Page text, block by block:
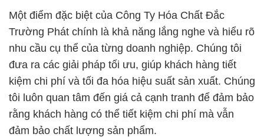
Sự đa dạng sản phẩm là một trong những điểm
mạnh của chúng tôi, bao gồm các loại hóa chất
công nghiệp, hóa chất dùng trong nông nghiệp, hóa
chất thực phẩm và nhiều sản phẩm khác. Tất cả
sản phẩm của chúng tôi là hóa chất chính hãng, đã
được kiểm định một cách cẩn thận và được cấp
phép kinh doanh bởi các cơ quan có thẩm quyền.
Nếu bạn đang tìm kiếm hóa chất công nghiệp hoặc